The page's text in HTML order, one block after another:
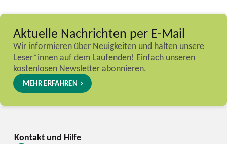
Aktuelle Nachrichten per E-Mail
Wir informieren über Neuigkeiten und halten unsere
Leser*innen auf dem Laufenden! Einfach unseren
kostenlosen Newsletter abonnieren.
MEHR ERFAHREN